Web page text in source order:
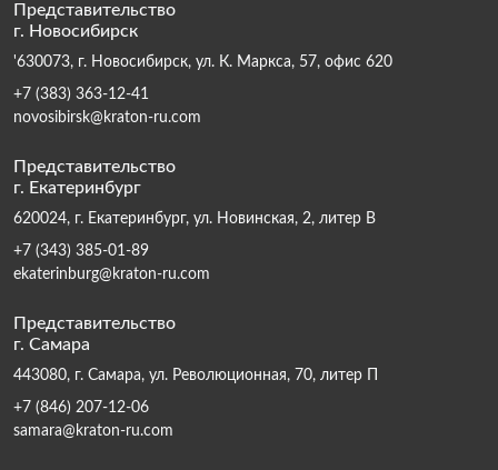
Представительство
г. Новосибирск
'630073, г. Новосибирск, ул. К. Маркса, 57, офис 620
+7 (383) 363-12-41
novosibirsk@kraton-ru.com
Представительство
г. Екатеринбург
620024, г. Екатеринбург, ул. Новинская, 2, литер В
+7 (343) 385-01-89
ekaterinburg@kraton-ru.com
Представительство
г. Самара
443080, г. Самара, ул. Революционная, 70, литер П
+7 (846) 207-12-06
samara@kraton-ru.com